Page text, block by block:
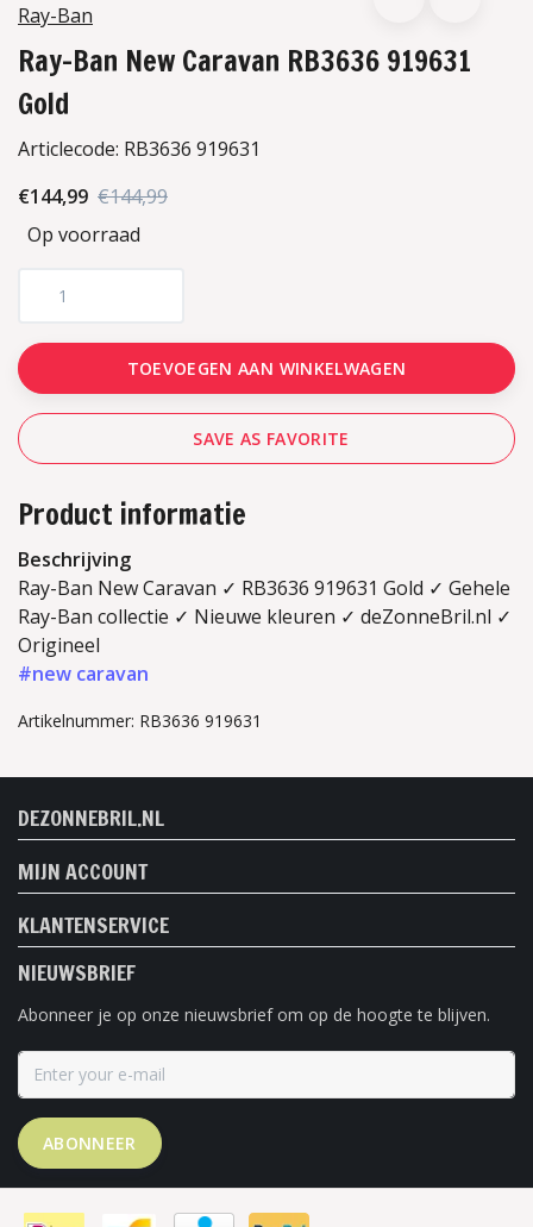
Ray-Ban
Ray-Ban New Caravan RB3636 919631
Gold
Articlecode: RB3636 919631
€144,99 €144,99
Op voorraad
TOEVOEGEN AAN WINKELWAGEN
SAVE AS FAVORITE
Product informatie
Beschrijving
Ray-Ban New Caravan ✓ RB3636 919631 Gold ✓ Gehele
Ray-Ban collectie ✓ Nieuwe kleuren ✓ deZonneBril.nl ✓
Origineel
#new caravan
Artikelnummer: RB3636 919631
DEZONNEBRIL.NL
MIJN ACCOUNT
KLANTENSERVICE
NIEUWSBRIEF
Abonneer je op onze nieuwsbrief om op de hoogte te blijven.
ABONNEER